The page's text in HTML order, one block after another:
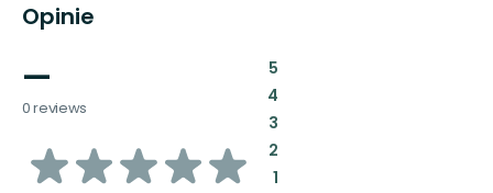
Opinie
—
0 reviews
z
5:
4:
3:
2:
1: